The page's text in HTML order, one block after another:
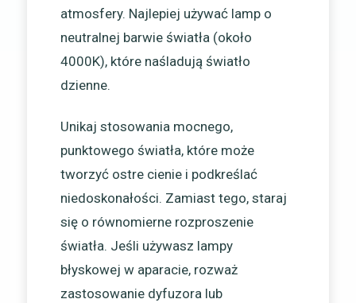
atmosfery. Najlepiej używać lamp o
neutralnej barwie światła (około
4000K), które naśladują światło
dzienne.
Unikaj stosowania mocnego,
punktowego światła, które może
tworzyć ostre cienie i podkreślać
niedoskonałości. Zamiast tego, staraj
się o równomierne rozproszenie
światła. Jeśli używasz lampy
błyskowej w aparacie, rozważ
zastosowanie dyfuzora lub